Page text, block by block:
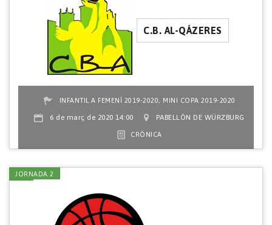
C.B. AL-QÁZERES
INFANTIL A FEMENÍ 2019-2020, MINI COPA 2019-2020
6 de març de 2020 14:00 PABELLÓN DE WÜRZBURG
CRÒNICA
JORNADA 2